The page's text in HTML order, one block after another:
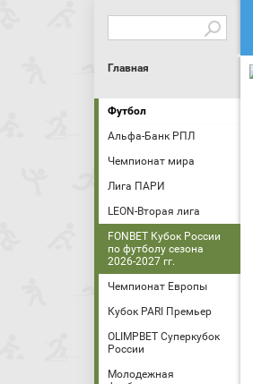
Главная
Футбол
Альфа-Банк РПЛ
Чемпионат мира
Лига ПАРИ
LEON-Вторая лига
FONBET Кубок России
по футболу сезона
2026-2027 гг.
Чемпионат Европы
Кубок PARI Премьер
OLIMPBET Суперкубок
России
Молодежная